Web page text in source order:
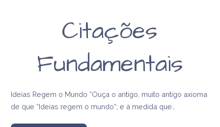
Citações
Fundamentais
Ideias Regem o Mundo “Ouça o antigo, muito antigo axioma
de que “Ideias regem o mundo”; e à medida que…